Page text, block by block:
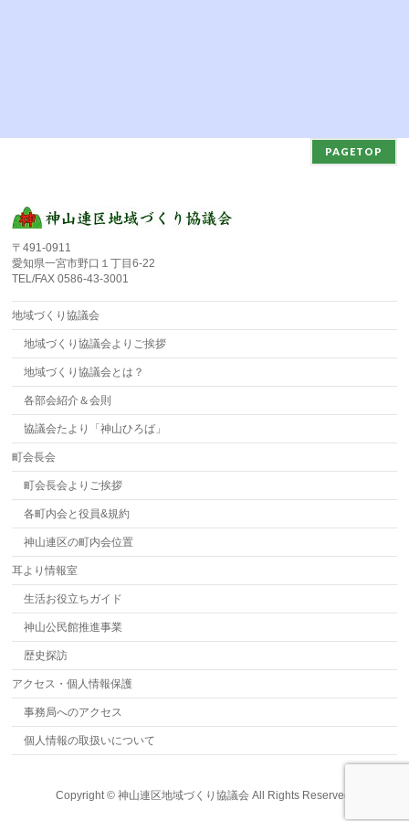
PAGETOP
〒491-0911
愛知県一宮市野口１丁目6-22
TEL/FAX 0586-43-3001
地域づくり協議会
地域づくり協議会よりご挨拶
地域づくり協議会とは？
各部会紹介＆会則
協議会たより「神山ひろば」
町会長会
町会長会よりご挨拶
各町内会と役員&規約
神山連区の町内会位置
耳より情報室
生活お役立ちガイド
神山公民館推進事業
歴史探訪
アクセス・個人情報保護
事務局へのアクセス
個人情報の取扱いについて
Copyright © 神山連区地域づくり協議会All Rights Reserved.